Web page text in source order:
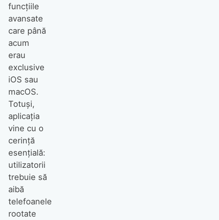
funcțiile
avansate
care până
acum
erau
exclusive
iOS sau
macOS.
Totuși,
aplicația
vine cu o
cerință
esențială:
utilizatorii
trebuie să
aibă
telefoanele
rootate